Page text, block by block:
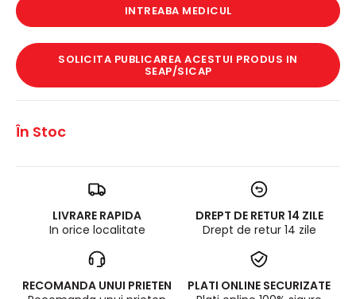
INTREABA MEDICUL
SOLICITA PUBLICAREA ACESTUI PRODUS IN
SEAP/SICAP
În Stoc
LIVRARE RAPIDA
In orice localitate
DREPT DE RETUR 14 ZILE
Drept de retur 14 zile
RECOMANDA UNUI PRIETEN
PLATI ONLINE SECURIZATE